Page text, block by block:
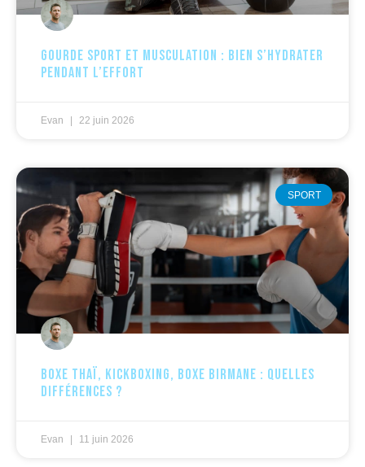
Gourde sport et musculation : bien s’hydrater
pendant l’effort
Evan 22 juin 2026
SPORT
Boxe thaï, kickboxing, boxe birmane : quelles
différences ?
Evan 11 juin 2026